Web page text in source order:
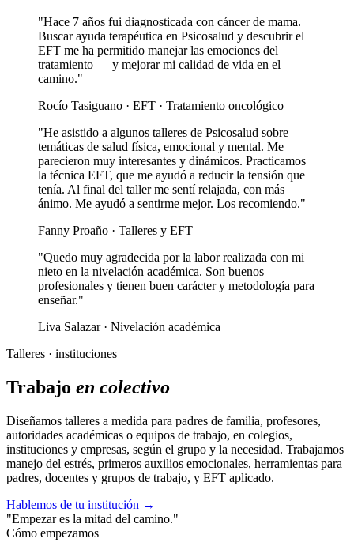
"Hace 7 años fui diagnosticada con cáncer de mama.
Buscar ayuda terapéutica en Psicosalud y descubrir el
EFT me ha permitido manejar las emociones del
tratamiento — y mejorar mi calidad de vida en el
camino."
Rocío Tasiguano · EFT · Tratamiento oncológico
"He asistido a algunos talleres de Psicosalud sobre
temáticas de salud física, emocional y mental. Me
parecieron muy interesantes y dinámicos. Practicamos
la técnica EFT, que me ayudó a reducir la tensión que
tenía. Al final del taller me sentí relajada, con más
ánimo. Me ayudó a sentirme mejor. Los recomiendo."
Fanny Proaño · Talleres y EFT
"Quedo muy agradecida por la labor realizada con mi
nieto en la nivelación académica. Son buenos
profesionales y tienen buen carácter y metodología para
enseñar."
Liva Salazar · Nivelación académica
Talleres · instituciones
Trabajo en colectivo
Diseñamos talleres a medida para padres de familia, profesores,
autoridades académicas o equipos de trabajo, en colegios,
instituciones y empresas, según el grupo y la necesidad. Trabajamos
manejo del estrés, primeros auxilios emocionales, herramientas para
padres, docentes y grupos de trabajo, y EFT aplicado.
Hablemos de tu institución →
"Empezar es la mitad del camino."
Cómo empezamos